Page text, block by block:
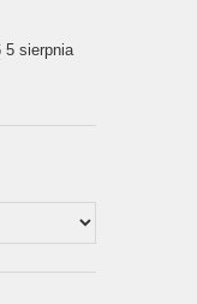
5 sierpnia